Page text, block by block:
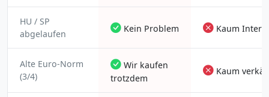
HU / SP
abgelaufen
Kein Problem Kaum
Alte Euro-Norm
(3/4)
Wir kaufen
trotzdem
Kaum